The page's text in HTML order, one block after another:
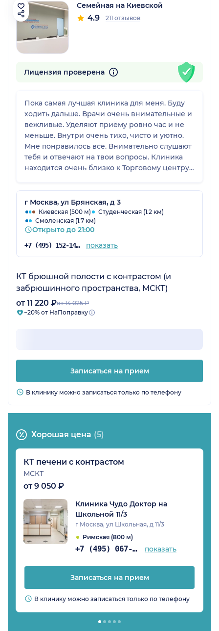
Семейная на Киевской
4.9 211 отзывов
Лицензия проверена
Пока самая лучшая клиника для меня. Буду
ходить дальше. Врачи очень внимательные и
вежливые. Уделяют приёму ровно час и не
меньше. Внутри очень тихо, чисто и уютно.
Мне понравилось все. Внимательно слушают
тебя и отвечают на твои вопросы. Клиника
находится очень близко к Торговому центру
очеоь удобно и комфортно. Точно советую эту
клинику. 😊❤️
г Москва, ул Брянская, д 3
Киевская (500 м)
Студенческая (1.2 км)
Смоленская (1.7 км)
Открыто до 21:00
+7 (495) 152-14-78 показать
КТ брюшной полости с контрастом (и
забрюшинного пространства, МСКТ)
от 11 220 ₽от 14 025 ₽
−20% от НаПоправку
Записаться на прием
В клинику можно записаться только по телефону
Хорошая цена (5)
КТ печени с контрастом
МСКТ
от 9 050 ₽
Клиника Чудо Доктор на
Школьной 11/3
г Москва, ул Школьная, д 11/3
Римская (800 м)
+7 (495) 067-15-02 показать
Записаться на прием
В клинику можно записаться только по телефону